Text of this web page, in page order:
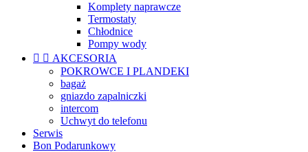
Komplety naprawcze
Termostaty
Chłodnice
Pompy wody
  AKCESORIA
POKROWCE I PLANDEKI
bagaż
gniazdo zapalniczki
intercom
Uchwyt do telefonu
Serwis
Bon Podarunkowy